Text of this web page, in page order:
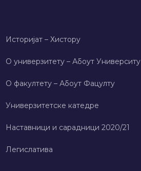
Историјат – Хисторy
О универзитету – Абоут Университy
О факултету – Абоут Фацултy
Универзитетске катедре
Наставници и сарадници 2020/21
Легислатива